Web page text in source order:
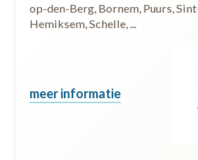
op-den-Berg, Bornem, Puurs,
Hemiksem, Schelle, ...
meer informatie